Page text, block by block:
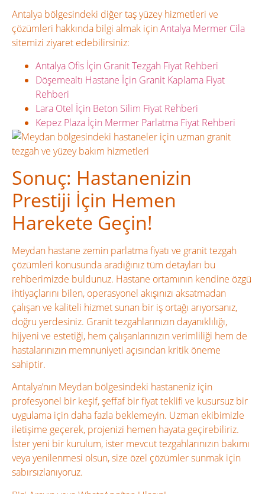
Antalya bölgesindeki diğer taş yüzey hizmetleri ve
çözümleri hakkında bilgi almak içinAntalya Mermer Cila
sitemizi ziyaret edebilirsiniz:
Antalya Ofis İçin Granit Tezgah Fiyat Rehberi
Döşemealtı Hastane İçin Granit Kaplama Fiyat
Rehberi
Lara Otel İçin Beton Silim Fiyat Rehberi
Kepez Plaza İçin Mermer Parlatma Fiyat Rehberi
Sonuç: Hastanenizin
Prestiji İçin Hemen
Harekete Geçin!
Meydan hastane zemin parlatma fiyatı ve granit tezgah
çözümleri konusunda aradığınız tüm detayları bu
rehberimizde buldunuz. Hastane ortamının kendine özgü
ihtiyaçlarını bilen, operasyonel akışınızı aksatmadan
çalışan ve kaliteli hizmet sunan bir iş ortağı arıyorsanız,
doğru yerdesiniz. Granit tezgahlarınızın dayanıklılığı,
hijyeni ve estetiği, hem çalışanlarınızın verimliliği hem de
hastalarınızın memnuniyeti açısından kritik öneme
sahiptir.
Antalya’nın Meydan bölgesindeki hastaneniz için
profesyonel bir keşif, şeffaf bir fiyat teklifi ve kusursuz bir
uygulama için daha fazla beklemeyin. Uzman ekibimizle
iletişime geçerek, projenizi hemen hayata geçirebiliriz.
İster yeni bir kurulum, ister mevcut tezgahlarınızın bakımı
veya yenilenmesi olsun, size özel çözümler sunmak için
sabırsızlanıyoruz.